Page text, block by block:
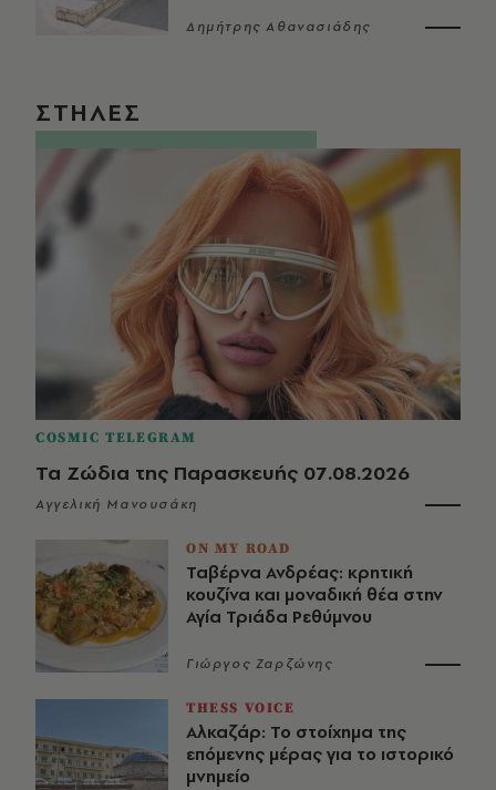
Δημήτρης Αθανασιάδης
ΣΤΗΛΕΣ
COSMIC TELEGRAM
Τα Ζώδια της Παρασκευής 07.08.2026
Αγγελική Μανουσάκη
ON MY ROAD
Ταβέρνα Ανδρέας: κρητική
κουζίνα και μοναδική θέα στην
Αγία Τριάδα Ρεθύμνου
Γιώργος Ζαρζώνης
THESS VOICE
Αλκαζάρ: Το στοίχημα της
επόμενης μέρας για το ιστορικό
μνημείο